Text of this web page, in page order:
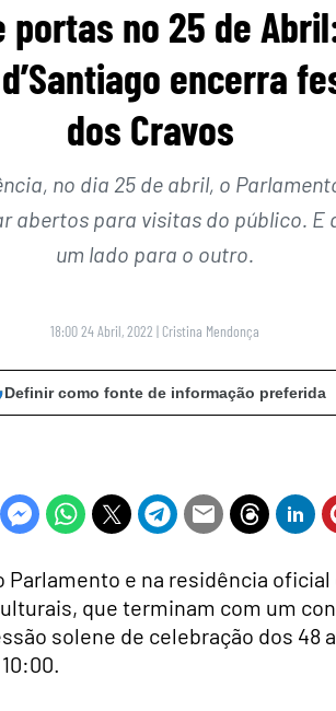
portas no 25 de
encerra
dos Cravos
no dia 25 de abril, o
para visitas do público. E
um lado para o outro.
18:00 24 Abril, 2022 | Cristina Mendonça
Definir como fonte de informação preferida
Parlamento e na residência
que terminam com um
solene de celebração dos 48